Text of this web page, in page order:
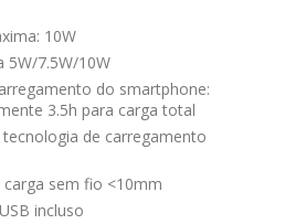
10W
5W/7.5W/10W
do smartphone:
3.5h para carga total
tecnologia de carregamento
carga sem fio <10mm
incluso